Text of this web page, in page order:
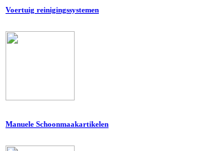
Voertuig reinigingssystemen
Manuele Schoonmaakartikelen